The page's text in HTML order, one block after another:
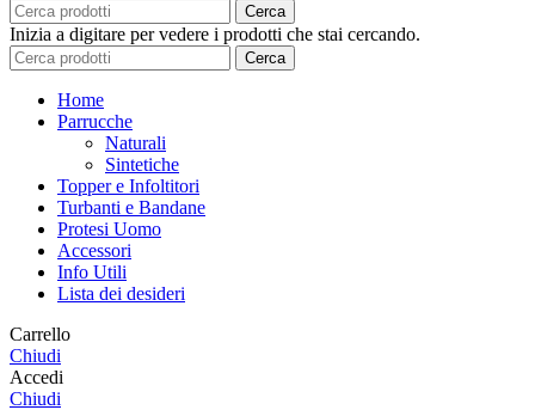
Cerca
Inizia a digitare per vedere i prodotti che stai cercando.
Cerca
Home
Parrucche
Naturali
Sintetiche
Topper e Infoltitori
Turbanti e Bandane
Protesi Uomo
Accessori
Info Utili
Lista dei desideri
Carrello
Chiudi
Accedi
Chiudi